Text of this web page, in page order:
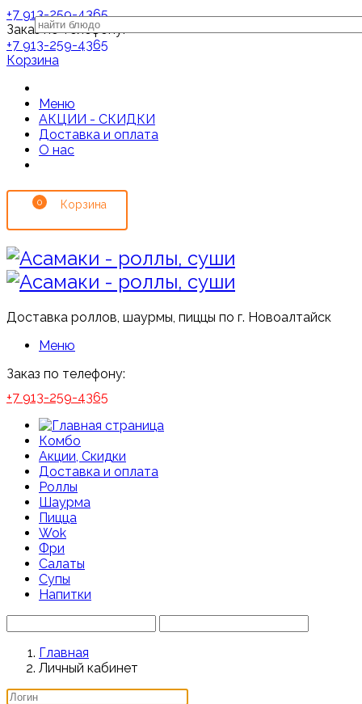
+7 913-259-4365
Заказ по телефону:
+7 913-259-4365
Корзина
Меню
АКЦИИ - СКИДКИ
Доставка и оплата
О нас
0
Доставка роллов, шаурмы, пиццы по г. Новоалтайск
Меню
Заказ по телефону:
+7 913-259-4365
Комбо
Акции, Скидки
Доставка и оплата
Роллы
Шаурма
Пицца
Wok
Фри
Салаты
Супы
Напитки
Главная
Личный кабинет